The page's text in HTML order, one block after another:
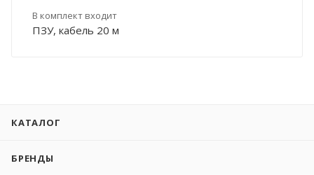
В комплект входит
ПЗУ, кабель 20 м
КАТАЛОГ
БРЕНДЫ